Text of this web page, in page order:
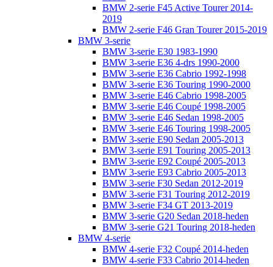
BMW 2-serie F45 Active Tourer 2014-
2019
BMW 2-serie F46 Gran Tourer 2015-2019
BMW 3-serie
BMW 3-serie E30 1983-1990
BMW 3-serie E36 4-drs 1990-2000
BMW 3-serie E36 Cabrio 1992-1998
BMW 3-serie E36 Touring 1990-2000
BMW 3-serie E46 Cabrio 1998-2005
BMW 3-serie E46 Coupé 1998-2005
BMW 3-serie E46 Sedan 1998-2005
BMW 3-serie E46 Touring 1998-2005
BMW 3-serie E90 Sedan 2005-2013
BMW 3-serie E91 Touring 2005-2013
BMW 3-serie E92 Coupé 2005-2013
BMW 3-serie E93 Cabrio 2005-2013
BMW 3-serie F30 Sedan 2012-2019
BMW 3-serie F31 Touring 2012-2019
BMW 3-serie F34 GT 2013-2019
BMW 3-serie G20 Sedan 2018-heden
BMW 3-serie G21 Touring 2018-heden
BMW 4-serie
BMW 4-serie F32 Coupé 2014-heden
BMW 4-serie F33 Cabrio 2014-heden